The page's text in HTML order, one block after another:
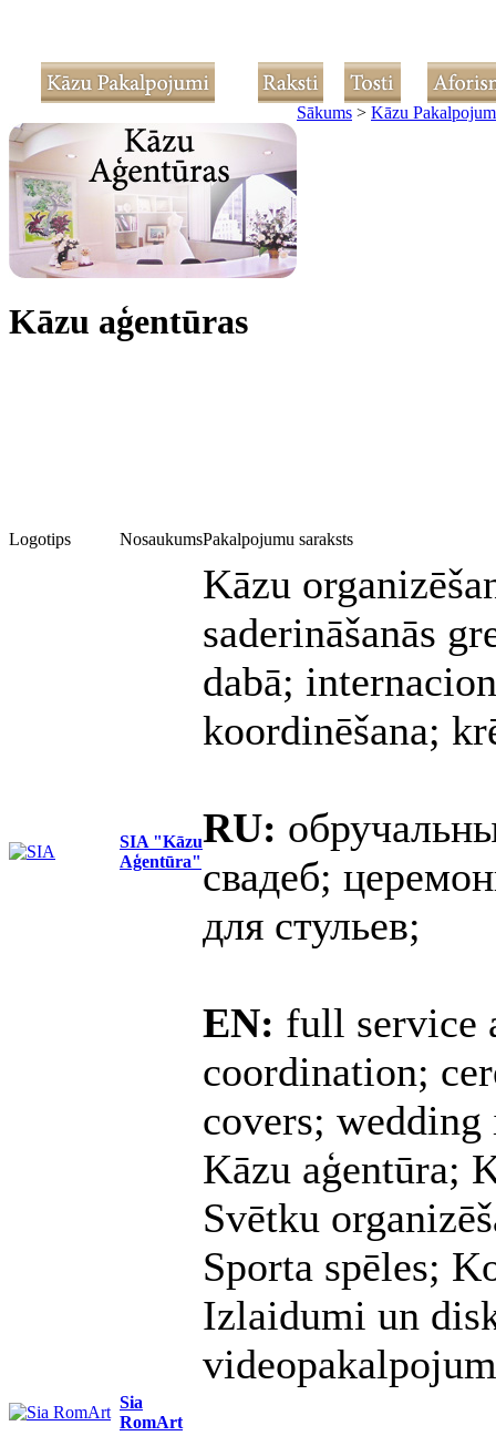
Sākums > Kāzu
Kāzu aģentūras
Logotips NosaukumsPakalpojumu saraksts
SIA "Kāzu
Aģentūra"
Kāzu
saderināšanās
dabā;
koordinēšana;
RU:
свадеб;
для стульев;
EN: full service
coordination;
covers;
Sia
RomArt
Kāzu aģentūra;
Svētku
Sporta spēles;
Izlaidumi un